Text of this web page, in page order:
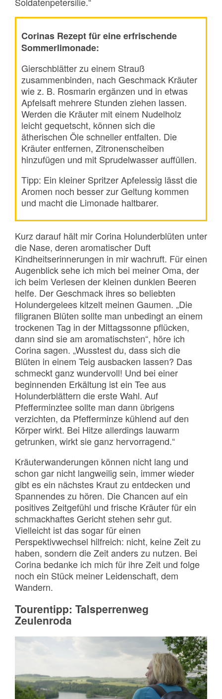
Corinas Rezept für eine erfrischende
Sommerlimonade:
Gierschblätter zu einem Strauß
zusammenbinden, nach Geschmack Kräuter
wie z. B. Rosmarin ergänzen und in etwas
Apfelsaft mehrere Stunden ziehen lassen.
Werden die Kräuter mit einem Nudelholz
leicht gequetscht, können sich die
ätherischen Öle schneller entfalten. Die
Kräuter entfernen, Zitronenscheiben
hinzufügen und mit Sprudelwasser auffüllen.
Tipp: Ein kleiner Spritzer Apfelessig lässt die
Aromen noch besser zur Geltung kommen
und macht die Limonade haltbarer.
Kurz darauf hält mir Corina Holunderblüten unter
die Nase, deren aromatischer Duft
Kindheitserinnerungen in mir wachruft. Für einen
Augenblick sehe ich mich bei meiner Oma, der
ich beim Verlesen der kleinen dunklen Beeren
helfe. Der Geschmack ihres so beliebten
Holundergelees kitzelt meinen Gaumen. „Die
filigranen Blüten sollte man unbedingt an einem
trockenen Tag in der Mittagssonne pflücken,
dann sind sie am aromatischsten“, höre ich
Corina sagen. „Wusstest du, dass sich die
Blüten in einem Teig ausbacken lassen? Das
schmeckt ganz wundervoll! Und bei einer
beginnenden Erkältung ist ein Tee aus
Holunderblättern die erste Wahl. Auf
Pfefferminztee sollte man dann übrigens
verzichten, da Pfefferminze kühlend auf den
Körper wirkt. Bei Hitze allerdings lauwarm
getrunken, wirkt sie ganz hervorragend.“
Kräuterwanderungen können nicht lang und
schon gar nicht langweilig sein, immer wieder
gibt es ein nächstes Kraut zu entdecken und
Spannendes zu hören. Die Chancen auf ein
positives Zeitgefühl und frische Kräuter für ein
schmackhaftes Gericht stehen sehr gut.
Vielleicht ist das sogar für einen
Perspektivwechsel hilfreich: nicht, keine Zeit zu
haben, sondern die Zeit anders zu nutzen. Bei
Corina bedanke ich mich für ihre Zeit und folge
noch ein Stück meiner Leidenschaft, dem
Wandern.
Tourentipp: Talsperrenweg
Zeulenroda